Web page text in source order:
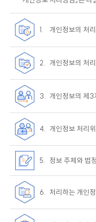
1. 개인정보의 처
2. 개인정보의 처
3. 개인정보의 제3
4. 개인정보 처리
5. 정보 주체와 법
6. 처리하는 개인